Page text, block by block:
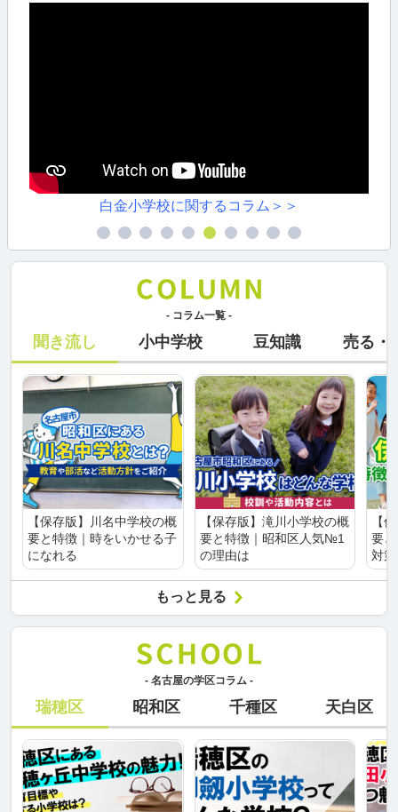
白金小学校に関するコラム＞＞
- コラム一覧 -
聞き流し 小中学校 豆知識 売る・
【保存版】川名中学校の概
要と特徴｜時をいかせる子
になれる
【保存版】滝川小学校の概
要と特徴｜昭和区人気№1
の理由は
【
要
対
もっと見る
- 名古屋の学区コラム -
瑞穂区 昭和区 千種区 天白区